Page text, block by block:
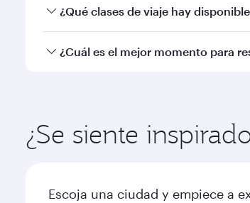
Puede volar directamente a San
¿Qué clases de viaje hay
La disponibilidad de las clases de
¿Cuál es el mejor momento para
¿Se siente
Escoja una ciudad y empiece a